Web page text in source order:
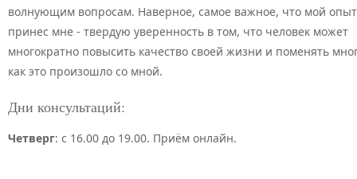
волнующим вопросам. Наверное, самое важное, что мой опыт
принес мне - твердую уверенность в том, что человек может
многократно повысить качество своей жизни и поменять
как это произошло со мной.
Дни консультаций:
Четверг: с 16.00 до 19.00. Приём онлайн.